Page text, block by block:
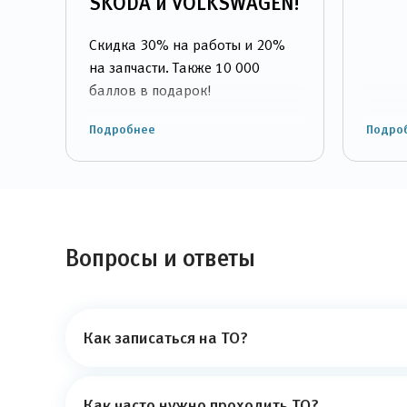
Скидка 30% на работы и 20%
на запчасти. Также 10 000
баллов в подарок!
Подробнее
Вопросы и ответы
Как записаться на ТО?